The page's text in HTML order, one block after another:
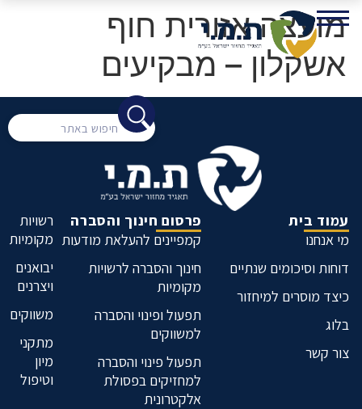
מועצה אזורית חוף
אשקלון – מבקיעים
עמוד בית
מי אנחנו
דוחות וסיכומים שנתיים
כיצד מוסרים למיחזור
בלוג
צור קשר
פרסום חינוך והסברה
קמפיינים להעלאת מודעות
חינוך והסברה לרשויות
מקומיות
תפעול ופינוי והסברה
למשווקים
תפעול פינוי והסברה
למחזיקים בפסולת
אלקטרונית
רשויות
מקומיות
יבואנים
ויצרנים
משווקים
מתקני
מיון
וטיפול